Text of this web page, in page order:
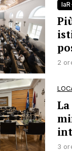
2
3